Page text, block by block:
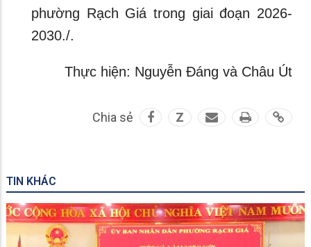
phường Rạch Giá trong giai đoạn 2026-
2030./.
Thực hiện: Nguyễn Đáng và Châu Út
Chia sẻ Z
TIN KHÁC